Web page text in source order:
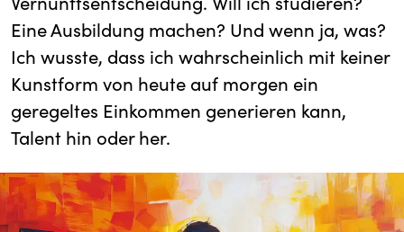
Eine Ausbildung machen? Und wenn ja, was?
Ich wusste, dass ich wahrscheinlich mit keiner
Kunstform von heute auf morgen ein
geregeltes Einkommen generieren kann,
Talent hin oder her.